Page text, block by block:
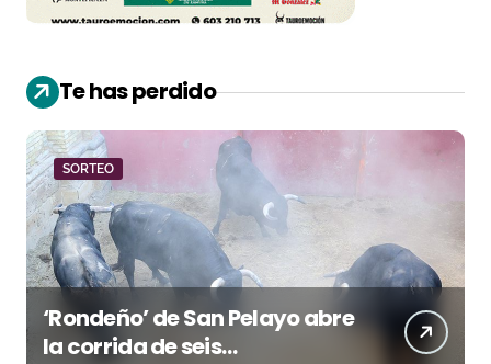
Te has perdido
SORTEO
‘Rondeño’ de San Pelayo abre
la corrida de seis